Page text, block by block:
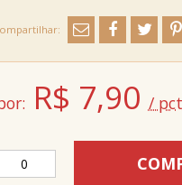
R$ 7,90 /